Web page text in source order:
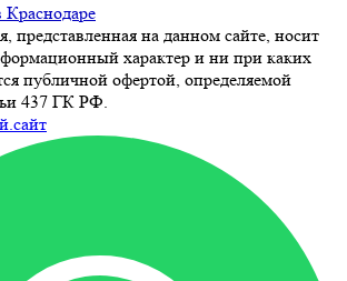
представленная на данном сайте, носит
характер и ни при каких
публичной офертой, определяемой
437 ГК РФ.